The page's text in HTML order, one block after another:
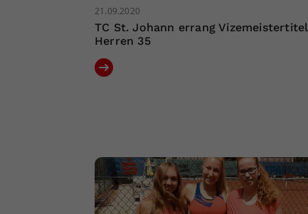
21.09.2020
TC St. Johann errang Vizemeistertitel
Herren 35